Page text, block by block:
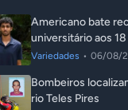
Americano bate
universitário aos 18
Variedades • 06/08/
Bombeiros
rio Teles Pires